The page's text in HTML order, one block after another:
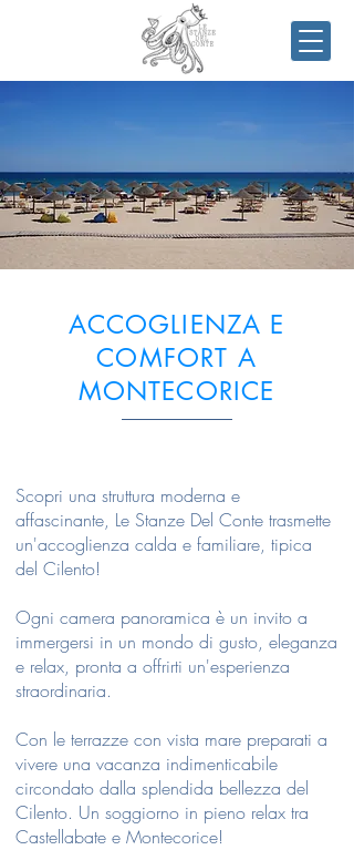
ACCOGLIENZA E
COMFORT A
MONTECORICE
Scopri una struttura moderna e
affascinante, Le Stanze Del Conte trasmette
un'accoglienza calda e familiare, tipica
del Cilento!
Ogni camera panoramica è un invito a
immergersi in un mondo di gusto, eleganza
e relax, pronta a offrirti un'esperienza
straordinaria.
Con le terrazze con vista mare preparati a
vivere una vacanza indimenticabile
circondato dalla splendida bellezza del
Cilento. Un soggiorno in pieno relax tra
Castellabate e Montecorice!